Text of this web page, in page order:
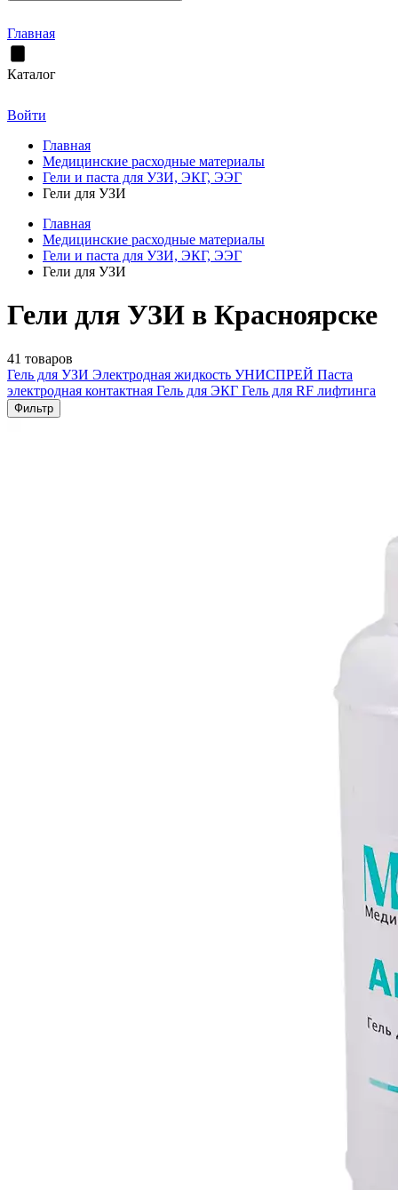
Главная
Каталог
Войти
Главная
Медицинские расходные материалы
Гели и паста для УЗИ, ЭКГ, ЭЭГ
Гели для УЗИ
Главная
Медицинские расходные материалы
Гели и паста для УЗИ, ЭКГ, ЭЭГ
Гели для УЗИ
Гели для УЗИ в Красноярске
41 товаров
Гель для УЗИ Электродная жидкость УНИСПРЕЙ Паста
электродная контактная Гель для ЭКГ Гель для RF лифтинга
Фильтр